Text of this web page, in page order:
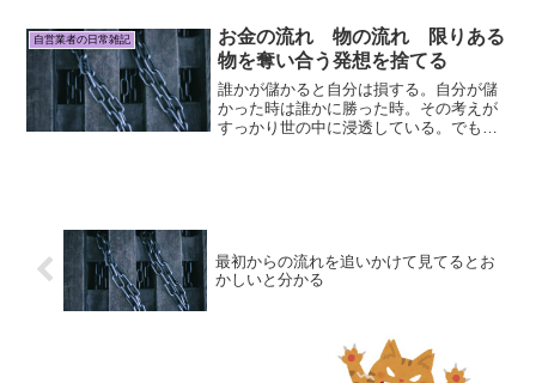
かかるのに、何を言っているのかという
感じで。人間は生きていれば...
自営業者の日常雑記
お金の流れ 物の流れ 限りある
物を奪い合う発想を捨てる
誰かが儲かると自分は損する。自分が儲
かった時は誰かに勝った時。その考えが
すっかり世の中に浸透している。でもこ
最初からの流れを追いかけて見てるとお
かしいと分かる